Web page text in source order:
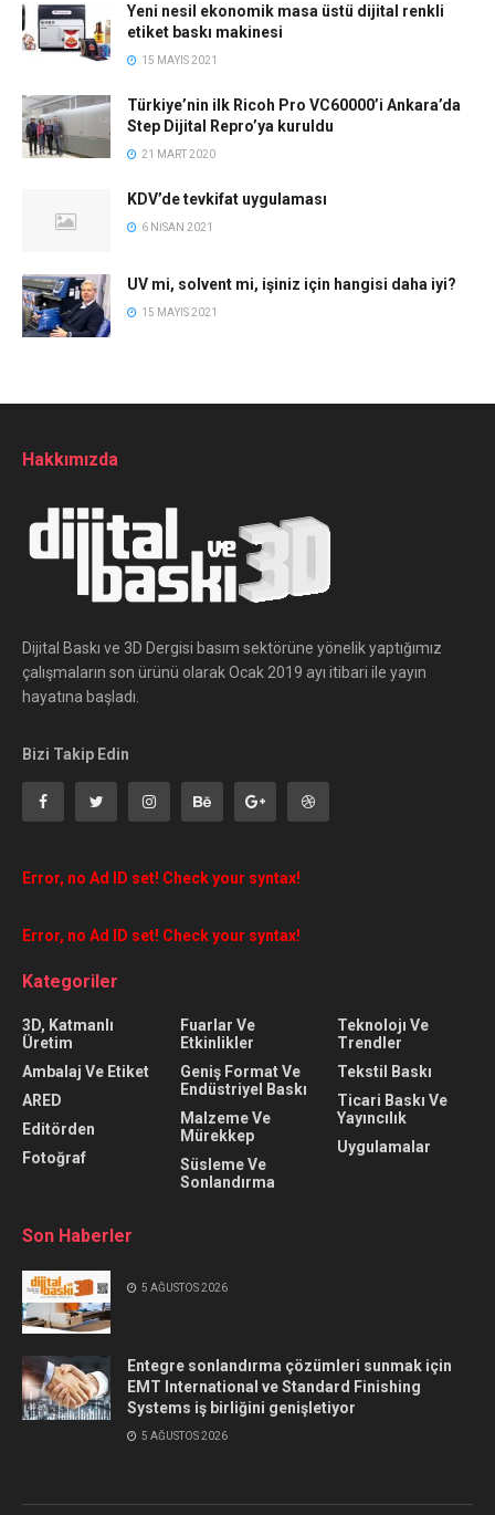
Yeni nesil ekonomik masa üstü dijital renkli
etiket baskı makinesi
15 MAYIS 2021
Türkiye’nin ilk Ricoh Pro VC60000’i Ankara’da
Step Dijital Repro’ya kuruldu
21 MART 2020
KDV’de tevkifat uygulaması
6 NISAN 2021
UV mi, solvent mi, işiniz için hangisi daha iyi?
15 MAYIS 2021
Hakkımızda
Dijital Baskı ve 3D Dergisi basım sektörüne yönelik yaptığımız
çalışmaların son ürünü olarak Ocak 2019 ayı itibari ile yayın
hayatına başladı.
Bizi Takip Edin
Error, no Ad ID set! Check your syntax!
Error, no Ad ID set! Check your syntax!
Kategoriler
3D, Katmanlı
Üretim
Ambalaj Ve Etiket
ARED
Editörden
Fotoğraf
Fuarlar Ve
Etkinlikler
Geniş Format Ve
Endüstriyel Baskı
Malzeme Ve
Mürekkep
Süsleme Ve
Sonlandırma
Teknolojı Ve
Trendler
Tekstil Baskı
Ticari Baskı Ve
Yayıncılık
Uygulamalar
Son Haberler
5 AĞUSTOS 2026
Entegre sonlandırma çözümleri sunmak için
EMT International ve Standard Finishing
Systems iş birliğini genişletiyor
5 AĞUSTOS 2026